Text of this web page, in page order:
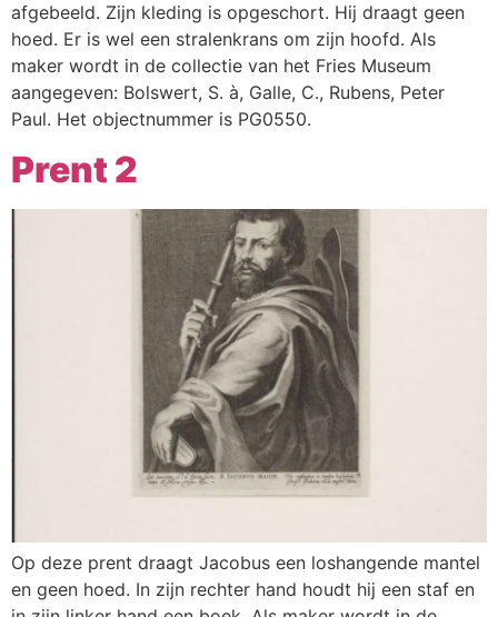
afgebeeld. Zijn kleding is opgeschort. Hij draagt geen
hoed. Er is wel een stralenkrans om zijn hoofd. Als
maker wordt in de collectie van het Fries Museum
aangegeven: Bolswert, S. à, Galle, C., Rubens, Peter
Paul. Het objectnummer is PG0550.
Prent 2
Op deze prent draagt Jacobus een loshangende mantel
en geen hoed. In zijn rechter hand houdt hij een staf en